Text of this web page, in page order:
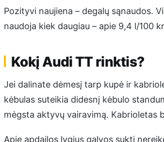
Pozityvi naujiena – degalų sąnaudos.
naudoja kiek daugiau – apie 9,4 l/100
Kokį Audi TT rinktis?
Jei dalinate dėmesį tarp kupė ir
kėbulas suteikia didesnį kėbulo
mėgsta aktyvų vairavimą. Kabrioletas
Apie apdailos lygius galvos sukti